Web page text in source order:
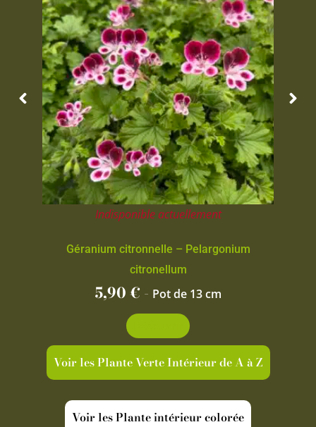
Indisponible actuellement
Géranium citronnelle – Pelargonium
citronellum
5,90€ - Pot de 13 cm
Voir les Plante Verte Intérieur de A à Z
Voir les Plante intérieur colorée